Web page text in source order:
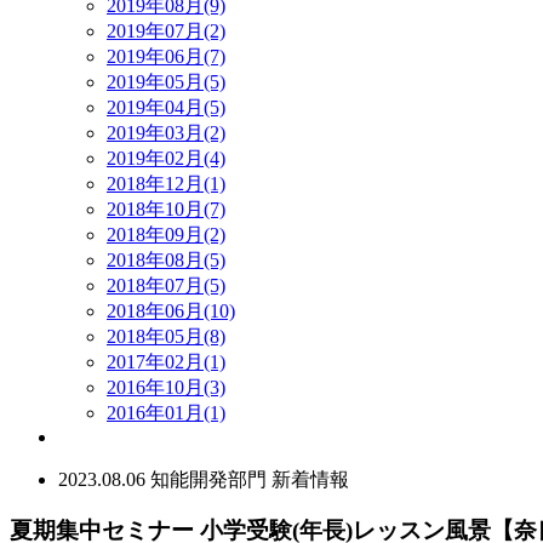
2019年08月(9)
2019年07月(2)
2019年06月(7)
2019年05月(5)
2019年04月(5)
2019年03月(2)
2019年02月(4)
2018年12月(1)
2018年10月(7)
2018年09月(2)
2018年08月(5)
2018年07月(5)
2018年06月(10)
2018年05月(8)
2017年02月(1)
2016年10月(3)
2016年01月(1)
2023.08.06 知能開発部門 新着情報
夏期集中セミナー 小学受験(年長)レッスン風景【奈